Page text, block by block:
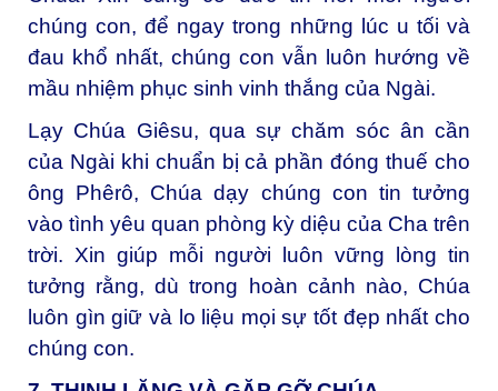
chúng con, để ngay trong những lúc u tối và
đau khổ nhất, chúng con vẫn luôn hướng về
mầu nhiệm phục sinh vinh thắng của Ngài.
Lạy Chúa Giêsu, qua sự chăm sóc ân cần
của Ngài khi chuẩn bị cả phần đóng thuế cho
ông Phêrô, Chúa dạy chúng con tin tưởng
vào tình yêu quan phòng kỳ diệu của Cha trên
trời. Xin giúp mỗi người luôn vững lòng tin
tưởng rằng, dù trong hoàn cảnh nào, Chúa
luôn gìn giữ và lo liệu mọi sự tốt đẹp nhất cho
chúng con.